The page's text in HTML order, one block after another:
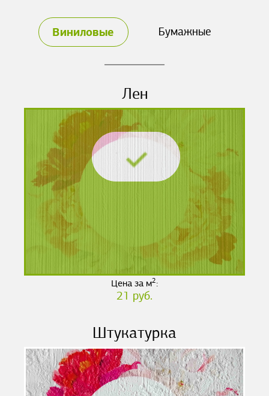
Виниловые Бумажные
Лен
Цена за м2:
21 руб.
Штукатурка